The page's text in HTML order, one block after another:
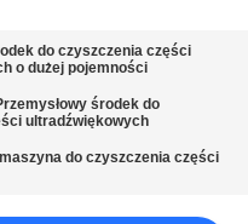
do czyszczenia części
o dużej pojemności
środek do
ultradźwiękowych
do czyszczenia części